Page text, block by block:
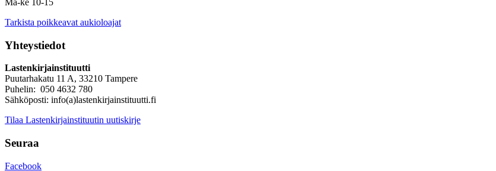
Ma-ke 10-15
Tarkista poikkeavat aukioloajat
Yhteystiedot
Lastenkirjainstituutti
Puutarhakatu 11 A, 33210 Tampere
Puhelin: 050 4632 780
Sähköposti: info(a)lastenkirjainstituutti.fi
Tilaa Lastenkirjainstituutin uutiskirje
Seuraa
Facebook